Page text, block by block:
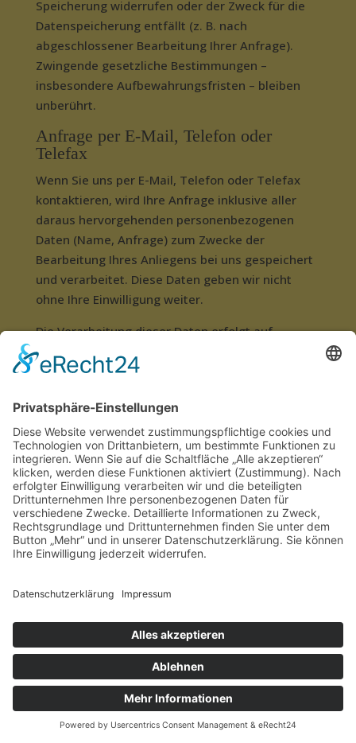
Speicherung widerrufen oder der Zweck für die
Datenspeicherung entfällt (z. B. nach
abgeschlossener Bearbeitung Ihrer Anfrage).
Zwingende gesetzliche Bestimmungen –
insbesondere Aufbewahrungsfristen – bleiben
unberührt.
Anfrage per E-Mail, Telefon oder
Telefax
Wenn Sie uns per E-Mail, Telefon oder Telefax
kontaktieren, wird Ihre Anfrage inklusive aller
daraus hervorgehenden personenbezogenen
Daten (Name, Anfrage) zum Zwecke der
Bearbeitung Ihres Anliegens bei uns gespeichert
und verarbeitet. Diese Daten geben wir nicht
ohne Ihre Einwilligung weiter.
Die Verarbeitung dieser Daten erfolgt auf
Grundlage von Art. 6 Abs. 1 lit. b DSGVO, sofern
Ihre Anfrage mit der Erfüllung eines Vertrags
vorvertraglicher Maßnahmen erforderlich ist. In
allen übrigen Fällen beruht die Verarbeitung auf
unserem berechtigten Interesse an der
effektiven Bearbeitung der an uns gerichteten
Anfragen (Art. 6 Abs. 1 lit. f DSGVO) oder auf Ihrer
Einwilligung (Art. 6 Abs. 1 lit. a DSGVO) sofern
diese abgefragt wurde.
Die von Ihnen an uns per Kontaktanfragen
uns zur Löschung auffordern, Ihre Einwilligung zur
Speicherung widerrufen oder der Zweck für die
Datenspeicherung entfällt (z. B. nach
abgeschlossener Bearbeitung Ihres Anliegens).
Zwingende gesetzliche Bestimmungen –
insbesondere gesetzliche Aufbewahrungsfristen
– bleiben unberührt.